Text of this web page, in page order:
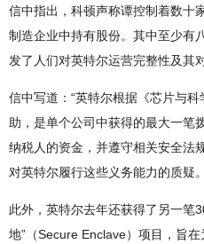
信中指出，科顿声称谭控制着数十
制造企业中持有股份。其中至少有
发了人们对英特尔运营完整性及其
信中写道：“英特尔根据《芯片与
助，是单个公司中获得的最大一笔
纳税人的资金，并遵守相关安全法
对英特尔履行这些义务能力的质疑
此外，英特尔去年还获得了另一笔
地”（Secure Enclave）项目，旨